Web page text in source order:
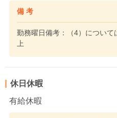
備 考
勤務曜日備考：（4）について
上
休日休暇
有給休暇